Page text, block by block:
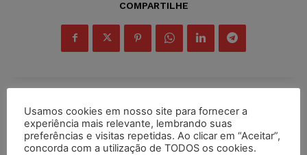
COMPARTILHE
Inscreva-se
Usamos cookies em nosso site para fornecer a
experiência mais relevante, lembrando suas
preferências e visitas repetidas. Ao clicar em “Aceitar”,
concorda com a utilização de TODOS os cookies.